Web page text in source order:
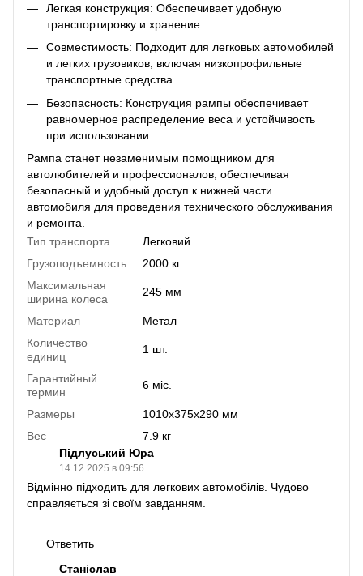
Легкая конструкция: Обеспечивает удобную
транспортировку и хранение.
Совместимость: Подходит для легковых автомобилей
и легких грузовиков, включая низкопрофильные
транспортные средства.
Безопасность: Конструкция рампы обеспечивает
равномерное распределение веса и устойчивость
при использовании.
Рампа станет незаменимым помощником для
автолюбителей и профессионалов, обеспечивая
безопасный и удобный доступ к нижней части
автомобиля для проведения технического обслуживания
и ремонта.
Тип транспорта
Легковий
Грузоподъемность
2000 кг
Максимальная
ширина колеса
245 мм
Материал
Метал
Количество
единиц
1 шт.
Гарантийный
термин
6 міс.
Размеры
1010x375x290 мм
Вес
7.9 кг
Підлуський Юра
14.12.2025 в 09:56
Відмінно підходить для легкових автомобілів. Чудово
справляється зі своїм завданням.
Ответить
Станіслав